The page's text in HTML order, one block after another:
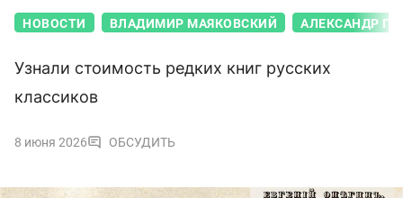
НОВОСТИ ВЛАДИМИР МАЯКОВСКИЙ АЛЕКСАНДР
Узнали стоимость редких книг русских
классиков
8 июня 2026 ОБСУДИТЬ